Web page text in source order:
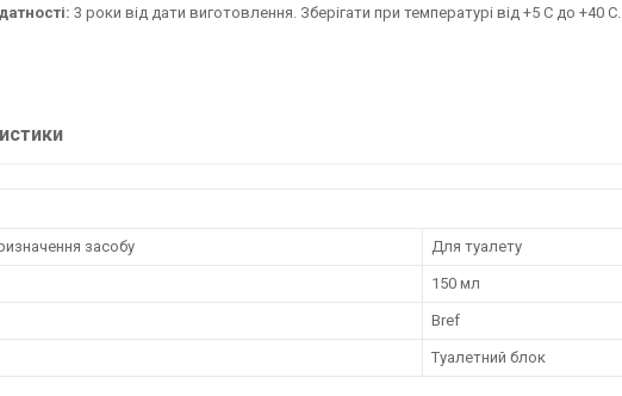
3 роки від дати виготовлення. Зберігати при температурі від +5 С до +40 С.
засобу Для туалету
150 мл
Bref
Туалетний блок